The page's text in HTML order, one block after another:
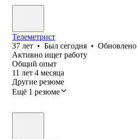
Телеметрист
37 лет • Был сегодня • Обновлено
Активно ищет работу
Общий опыт
11 лет 4 месяца
Другие резюме
Ещё 1 резюме